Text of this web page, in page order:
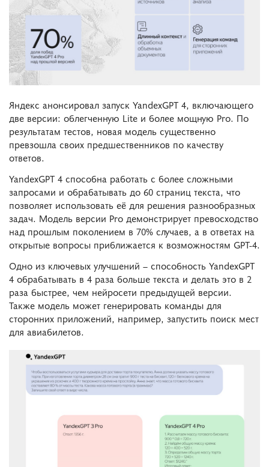
Яндекс анонсировал запуск YandexGPT 4, включающего
две версии: облегченную Lite и более мощную Pro. По
результатам тестов, новая модель существенно
превзошла своих предшественников по качеству
ответов.
YandexGPT 4 способна работать с более сложными
запросами и обрабатывать до 60 страниц текста, что
позволяет использовать её для решения разнообразных
задач. Модель версии Pro демонстрирует превосходство
над прошлым поколением в 70% случаев, а в ответах на
открытые вопросы приближается к возможностям GPT-4.
Одно из ключевых улучшений – способность YandexGPT
4 обрабатывать в 4 раза больше текста и делать это в 2
раза быстрее, чем нейросети предыдущей версии.
Также модель может генерировать команды для
сторонних приложений, например, запустить поиск мест
для авиабилетов.